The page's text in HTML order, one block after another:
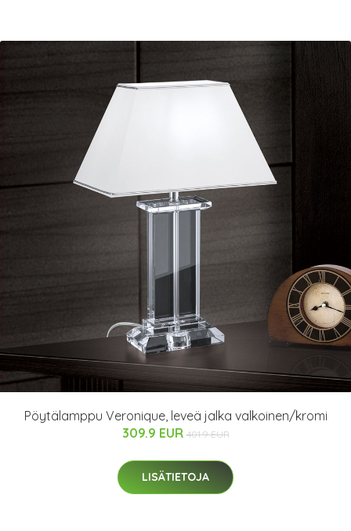
Pöytälamppu Veronique, leveä jalka valkoinen/kromi
309.9 EUR 401.9 EUR
LISÄTIETOJA